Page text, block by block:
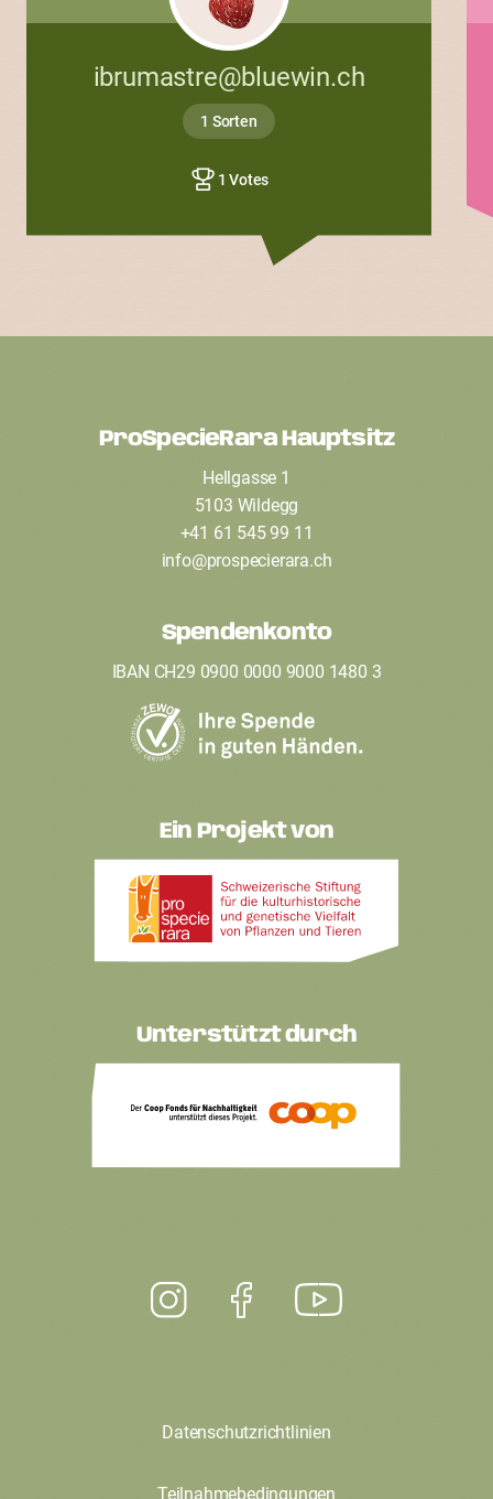
ibrumastre@bluewin.ch
1 Sorten
1 Votes
ProSpecieRara Hauptsitz
Hellgasse 1
5103 Wildegg
+41 61 545 99 11
info@prospecierara.ch
Spendenkonto
IBAN CH29 0900 0000 9000 1480 3
Ein Projekt von
Unterstützt durch
Datenschutzrichtlinien
Teilnahmebedingungen